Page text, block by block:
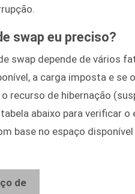
swap eu preciso?
swap depende de vários
a carga imposta e se o
recurso de hibernação
abaixo para verificar o
base no espaço disponível
de